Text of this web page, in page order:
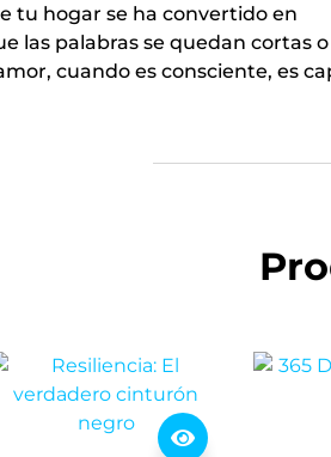
tu hogar se ha convertido en
las palabras se quedan cortas
cuando es consciente, es